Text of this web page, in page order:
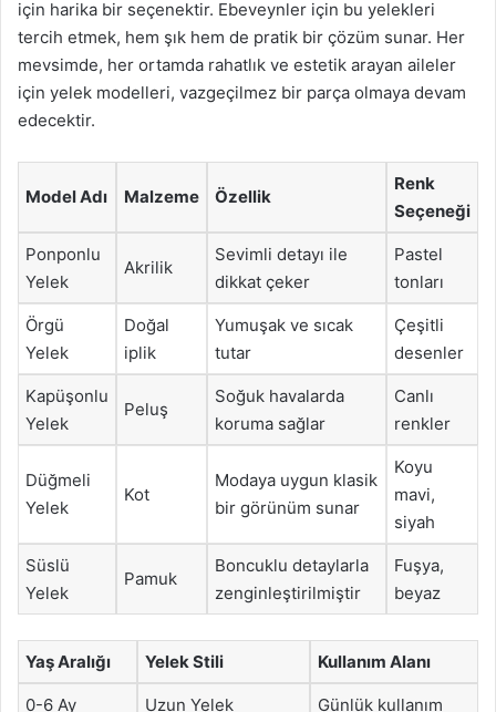
için harika bir seçenektir. Ebeveynler için bu yelekleri
tercih etmek, hem şık hem de pratik bir çözüm sunar. Her
mevsimde, her ortamda rahatlık ve estetik arayan aileler
için yelek modelleri, vazgeçilmez bir parça olmaya devam
edecektir.
Model Adı Malzeme Özellik
Renk
Seçeneği
Ponponlu
Yelek
Akrilik
Sevimli detayı ile
dikkat çeker
Pastel
tonları
Örgü
Yelek
Doğal
iplik
Yumuşak ve sıcak
tutar
Çeşitli
desenler
Kapüşonlu
Yelek
Peluş
Soğuk havalarda
koruma sağlar
Canlı
renkler
Düğmeli
Yelek
Kot
Modaya uygun klasik
bir görünüm sunar
Koyu
mavi,
siyah
Süslü
Yelek
Pamuk
Boncuklu detaylarla
zenginleştirilmiştir
Fuşya,
beyaz
Yaş Aralığı Yelek Stili Kullanım Alanı
0-6 Ay Uzun Yelek Günlük kullanım